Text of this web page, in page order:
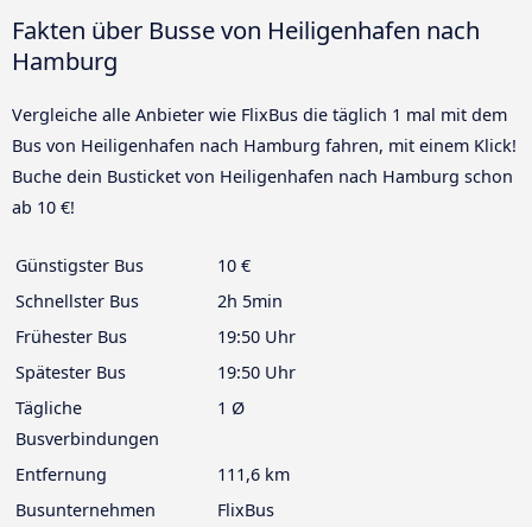
Fakten über Busse von Heiligenhafen nach
Hamburg
Vergleiche alle Anbieter wie FlixBus die täglich 1 mal mit dem
Bus von Heiligenhafen nach Hamburg fahren, mit einem Klick!
Buche dein Busticket von Heiligenhafen nach Hamburg schon
ab 10 €!
Günstigster Bus
10 €
Schnellster Bus
2h 5min
Frühester Bus
19:50 Uhr
Spätester Bus
19:50 Uhr
Tägliche
Busverbindungen
1 Ø
Entfernung
111,6 km
Busunternehmen
FlixBus